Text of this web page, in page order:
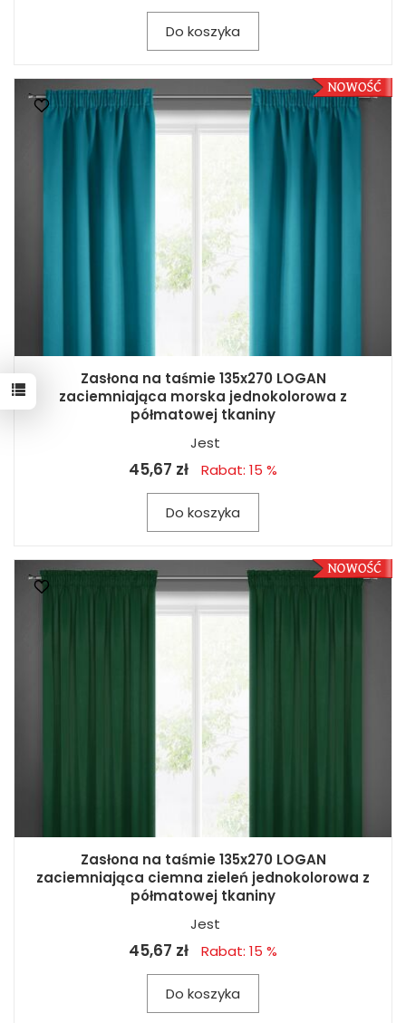
Do koszyka
Zasłona na taśmie 135x270 LOGAN
zaciemniająca morska jednokolorowa z
półmatowej tkaniny
Jest
45,67 zł Rabat: 15 %
Do koszyka
Zasłona na taśmie 135x270 LOGAN
zaciemniająca ciemna zieleń jednokolorowa z
półmatowej tkaniny
Jest
45,67 zł Rabat: 15 %
Do koszyka